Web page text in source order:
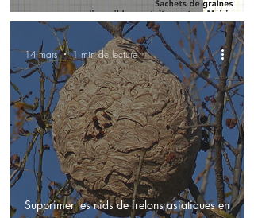
Supprimer les nids de frelons asiatiques en
14 mars 1 min de lecture